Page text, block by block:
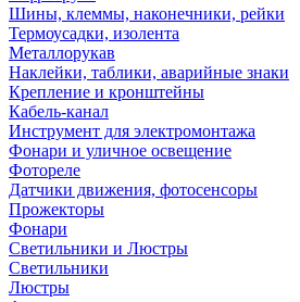
Шины, клеммы, наконечники, рейки
Термоусадки, изолента
Металлорукав
Наклейки, таблики, аварийные знаки
Крепление и кронштейны
Кабель-канал
Инструмент для электромонтажа
Фонари и уличное освещение
Фотореле
Датчики движения, фотосенсоры
Прожекторы
Фонари
Светильники и Люстры
Светильники
Люстры